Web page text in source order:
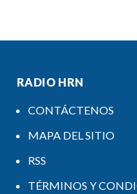
RADIO HRN
CONTÁCTENOS
MAPA DEL SITIO
RSS
TÉRMINOS Y